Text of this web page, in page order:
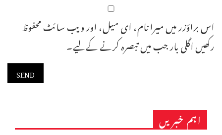
اس براؤزر میں میرا نام، ای میل، اور ویب سائٹ محفوظ
رکھیں اگلی بار جب میں تبصرہ کرنے کےلیے۔
اہم خبریں